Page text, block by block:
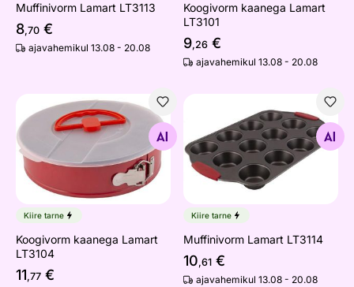
Muffinivorm Lamart LT3113
8,70 €
ajavahemikul 13.08 - 20.08
Koogivorm kaanega Lamart
LT3101
9,26 €
ajavahemikul 13.08 - 20.08
Koogivorm kaanega Lamart LT3104
Otsi sarnaseid
Kiire tarne
Koogivorm kaanega Lamart
LT3104
11,77 €
Muffinivorm Lamart LT3114
Otsi sarnaseid
Kiire tarne
Muffinivorm Lamart LT3114
10,61 €
ajavahemikul 13.08 - 20.08